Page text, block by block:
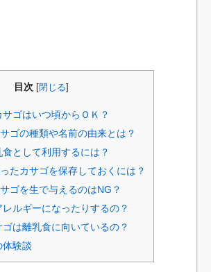
目次 閉じる
ゴはいつ頃からＯＫ？
ゴの種類や名前の由来とは？
として利用するには？
たカサゴを保存しておくには？
ゴを生で与えるのはNG？
ルギーになったりするの？
は離乳食に向いているの？
体験談